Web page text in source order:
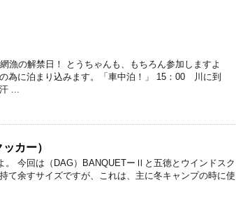
漁の解禁日！ とうちゃんも、もちろん参加しますよ
為に泊まり込みます。「車中泊！」 15：00 川に到
...
カー）
。 今回は（DAG）BANQUETーⅡと五徳とウインドスク
て余すサイズですが、これは、主に冬キャンプの時に使